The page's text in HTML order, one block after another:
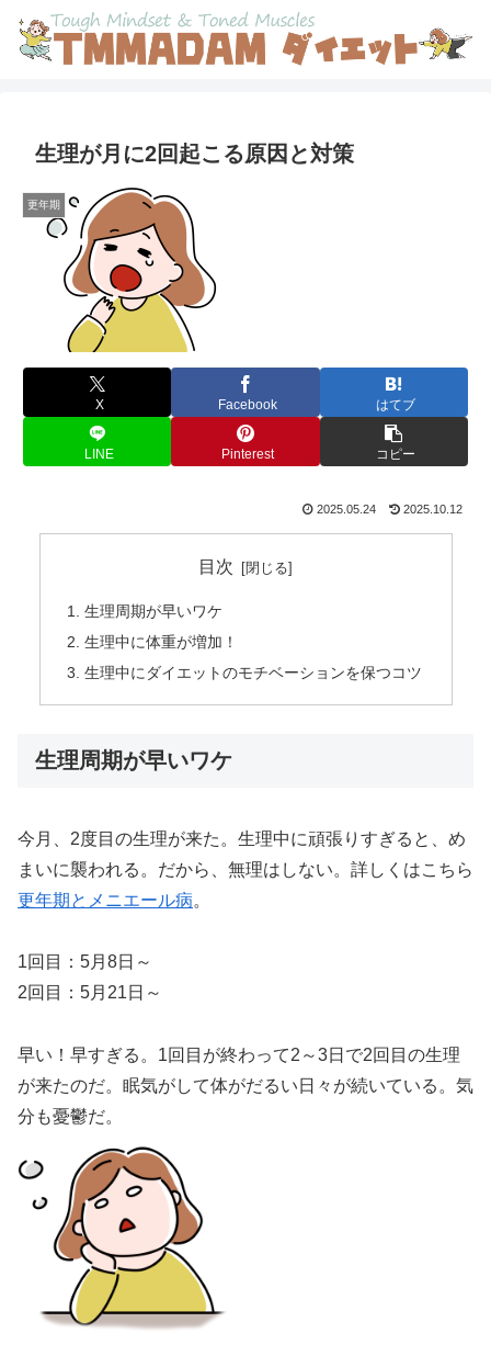
生理が月に2回起こる原因と対策
更年期
X Facebook はてブ
LINE Pinterest コピー
2025.05.24 2025.10.12
目次
生理周期が早いワケ
生理中に体重が増加！
生理中にダイエットのモチベーションを保つコツ
生理周期が早いワケ
今月、2度目の生理が来た。生理中に頑張りすぎると、め
まいに襲われる。だから、無理はしない。詳しくはこちら
更年期とメニエール病。
1回目：5月8日～
2回目：5月21日～
早い！早すぎる。1回目が終わって2～3日で2回目の生理
が来たのだ。眠気がして体がだるい日々が続いている。気
分も憂鬱だ。